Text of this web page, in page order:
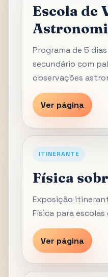
Escola de
Programa de 5
secundário com
observações
Ver página
ITINERANTE
Física
Exposição
Física para
Ver página